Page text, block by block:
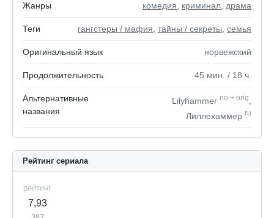
Жанры комедия криминал драма
Теги гангстеры / мафия тайны / секреты семья
Оригинальный язык норвежский
Продолжительность 45 мин. / 18 ч.
Альтернативные
названия
Lilyhammer no + orig
Лиллехаммер ru
Рейтинг сериала
рейтинг
7,93